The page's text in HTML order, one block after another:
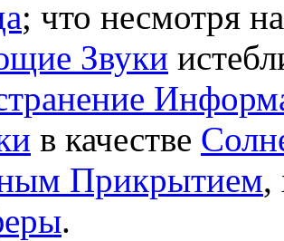
; что несмотря
Звуки
в качестве
Прикрытием,
.